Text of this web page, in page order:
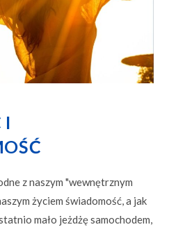
I
z naszym "wewnętrznym
życiem świadomość, a jak
mało jeżdżę samochodem,